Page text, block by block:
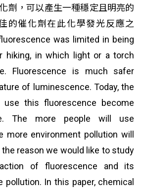
劑，可以產生一種穩定且明亮的
的催化劑在此化學發光反應之
was limited in being
hiking, in which light or a torch
Fluorescence is much safer
of luminescence. Today, the
use this fluorescence become
The more people will use
more environment pollution will
reason we would like to study
of fluorescence and its
pollution. In this paper, chemical